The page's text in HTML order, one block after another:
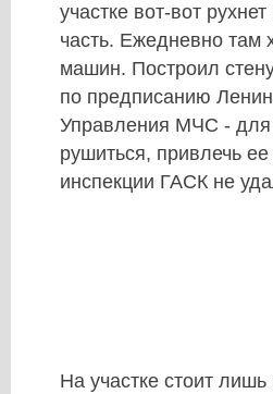
участке вот-вот
часть. Ежедневно там
машин. Построил
по предписанию
Управления МЧС - для
рушиться, привлечь
инспекции ГАСК не
На участке стоит